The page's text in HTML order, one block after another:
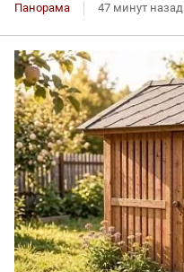
Панорама 47 минут назад